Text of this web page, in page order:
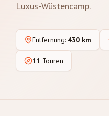
Luxus-Wüstencamp.
Entfernung: 430 km
11 Touren